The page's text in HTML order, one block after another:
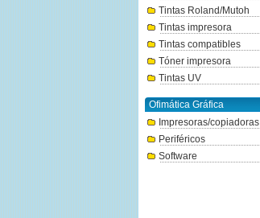
Tintas Roland/Mutoh
Tintas impresora
Tintas compatibles
Tóner impresora
Tintas UV
Ofimática Gráfica
Impresoras/copiadoras
Periféricos
Software